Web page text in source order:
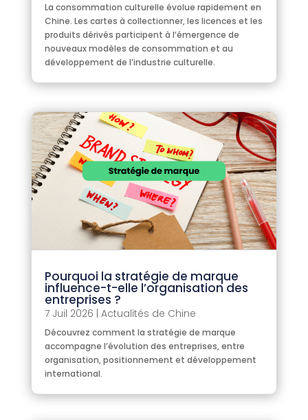
La consommation culturelle évolue rapidement en
Chine. Les cartes à collectionner, les licences et les
produits dérivés participent à l’émergence de
nouveaux modèles de consommation et au
développement de l’industrie culturelle.
Pourquoi la stratégie de marque
influence-t-elle l’organisation des
entreprises ?
7 Juil 2026 Actualités de Chine
Découvrez comment la stratégie de marque
accompagne l’évolution des entreprises, entre
organisation, positionnement et développement
international.